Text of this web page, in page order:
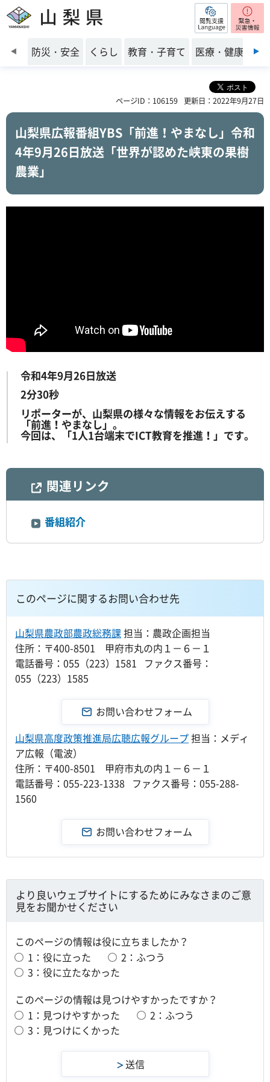
山梨県 閲覧支援
前のスライドを表示
防災・安全 くらし 教育・子育て 医療・健康・福
ページID：106159 更新日：2022年9月27日
山梨県広報番組YBS「前進！やまなし」令和
4年9月26日放送「世界が認めた峡東の果樹
農業」
令和4年9月26日放送
2分30秒
リポーターが、山梨県の様々な情報をお伝えする
「前進！やまなし」。
今回は、「1人1台端末でICT教育を推進！」です。
関連リンク
番組紹介
このページに関するお問い合わせ先
山梨県農政部農政総務課 担当：農政企画担当
住所：〒400-8501 甲府市丸の内１－６－１
電話番号：055（223）1581 ファクス番号：
055（223）1585
山梨県高度政策推進局広聴広報グループ担当：メディ
ア広報（電波）
住所：〒400-8501 甲府市丸の内１－６－１
電話番号：055-223-1338 ファクス番号：055-288-
1560
より良いウェブサイトにするためにみなさまのご意
見をお聞かせください
このページの情報は役に立ちましたか？
1：役に立った
2：ふつう
3：役に立たなかった
このページの情報は見つけやすかったですか？
1：見つけやすかった
2：ふつう
3：見つけにくかった